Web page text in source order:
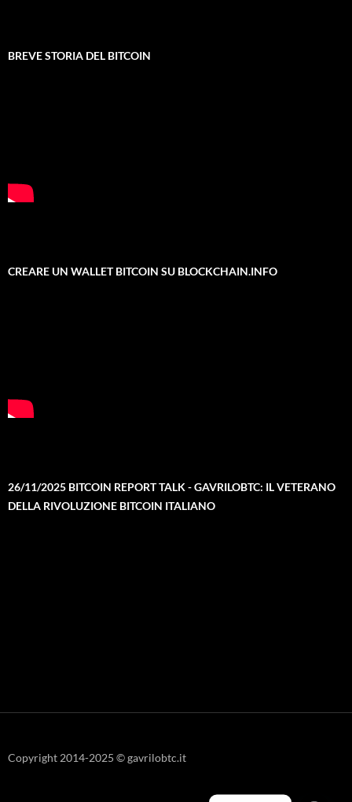
BREVE STORIA DEL BITCOIN
CREARE UN WALLET BITCOIN SU BLOCKCHAIN.INFO
26/11/2025 BITCOIN REPORT TALK - GAVRILOBTC: IL VETERANO
DELLA RIVOLUZIONE BITCOIN ITALIANO
Copyright 2014-2025 © gavrilobtc.it